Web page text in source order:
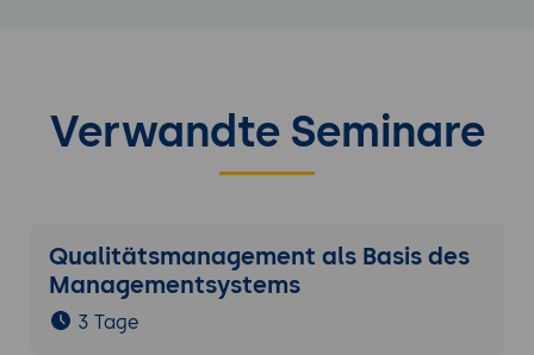
Verwandte Seminare
Qualitätsmanagement als Basis des
Managementsystems
3 Tage